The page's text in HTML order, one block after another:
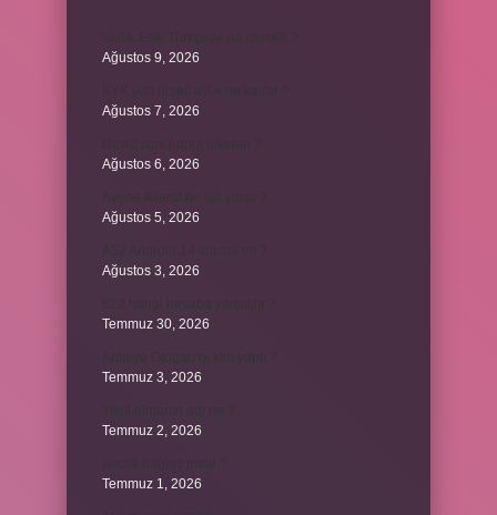
Ağustos 9, 2026
Ağustos 7, 2026
Ağustos 6, 2026
Ağustos 5, 2026
Ağustos 3, 2026
Temmuz 30, 2026
Temmuz 3, 2026
Temmuz 2, 2026
Temmuz 1, 2026